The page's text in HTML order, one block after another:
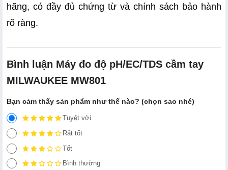
hãng, có đầy đủ chứng từ và chính sách bảo hành
rõ ràng.
Bình luận Máy đo độ pH/EC/TDS cầm tay
MILWAUKEE MW801
Bạn cảm thấy sản phẩm như thế nào? (chọn sao nhé)
Tuyệt vời
Rất tốt
Tốt
Bình thường